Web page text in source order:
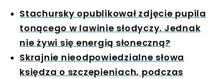
Stachursky opublikował zdjęcie pupila
tonącego w lawinie słodyczy. Jednak
nie żywi się energią słoneczną?
Skrajnie nieodpowiedzialne słowa
księdza o szczepieniach, podczas